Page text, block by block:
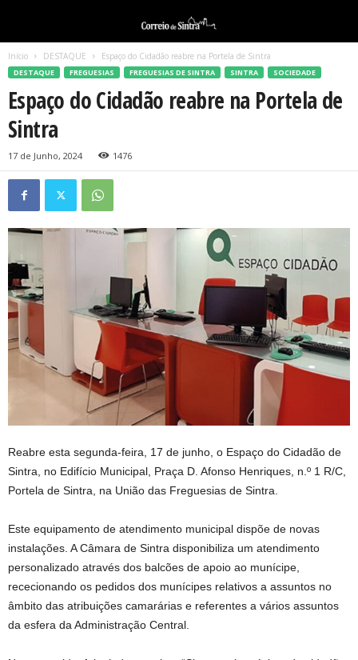
Início DESTAQUE Espaço do Cidadão reabre na Portela de Sintra
DESTAQUE FREGUESIAS FREGUESIAS DE SINTRA SINTRA SOCIEDADE
Espaço do Cidadão reabre na Portela de
Sintra
17 de Junho, 2024 1476
Reabre esta segunda-feira, 17 de junho, o Espaço do Cidadão de
Sintra, no Edifício Municipal, Praça D. Afonso Henriques, n.º 1 R/C,
Portela de Sintra, na União das Freguesias de Sintra.
Este equipamento de atendimento municipal dispõe de novas
instalações. A Câmara de Sintra disponibiliza um atendimento
personalizado através dos balcões de apoio ao munícipe,
rececionando os pedidos dos munícipes relativos a assuntos no
âmbito das atribuições camarárias e referentes a vários assuntos
da esfera da Administração Central.